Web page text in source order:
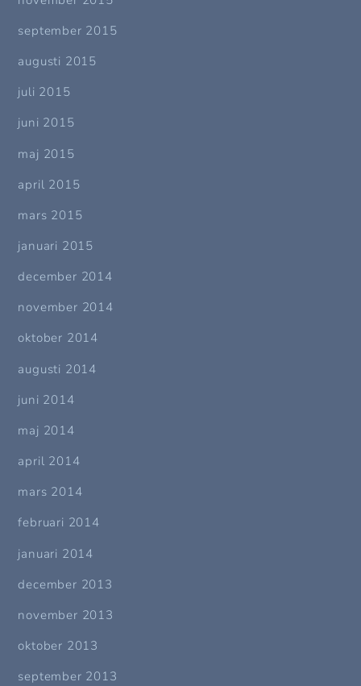
september 2015
augusti 2015
juli 2015
juni 2015
maj 2015
april 2015
mars 2015
januari 2015
december 2014
november 2014
oktober 2014
augusti 2014
juni 2014
maj 2014
april 2014
mars 2014
februari 2014
januari 2014
december 2013
november 2013
oktober 2013
september 2013